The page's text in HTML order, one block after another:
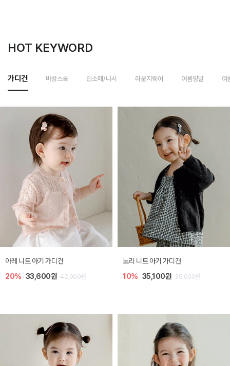
HOT KEYWORD
가디건 바캉스룩 민소매/나시 라운지웨어 여름양말 여
[SIZE ~6Y] 로메이 라운지 셋업
30% 18,200원 26,000원
밀라 아기 원피스
30% 23,800원 34,000원